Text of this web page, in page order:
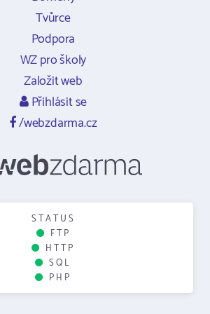
Tvůrce
Podpora
WZ pro školy
Založit web
Přihlásit se
/webzdarma.cz
STATUS
FTP
HTTP
SQL
PHP